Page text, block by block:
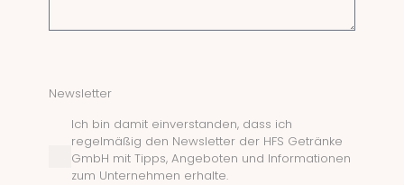
Newsletter
Ich bin damit einverstanden, dass ich
regelmäßig den Newsletter der HFS Getränke
GmbH mit Tipps, Angeboten und Informationen
zum Unternehmen erhalte.